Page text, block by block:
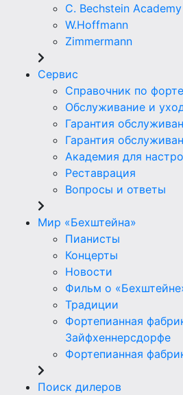
C. Bechstein Academy
W.Hoffmann
Zimmermann
Сервис
Справочник по
Обслуживание и
Гарантия
Гарантия
Академия для
Реставрация
Вопросы и ответы
Мир «Бехштейна»
Пианисты
Концерты
Новости
Фильм о
Традиции
Фортепианная
Зайфхеннерсдорфе
Фортепианная
Поиск дилеров